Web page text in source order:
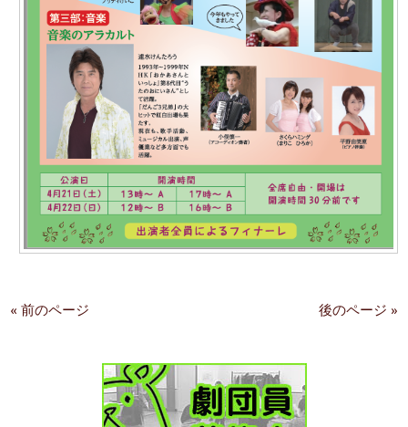
« 前のページ 後のページ »